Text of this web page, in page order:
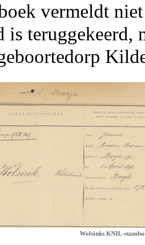
vermeldt
is teruggekeerd,
Wolsinks KNIL-